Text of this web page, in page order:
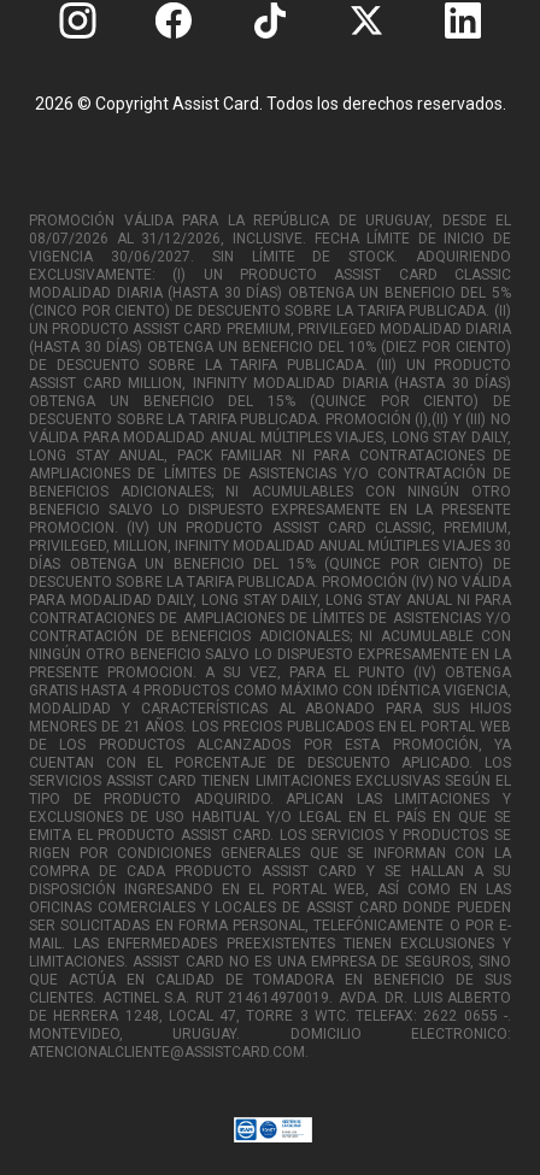
2026 © Copyright Assist Card. Todos los derechos reservados.
PROMOCIÓN VÁLIDA PARA LA REPÚBLICA DE URUGUAY, DESDE EL
08/07/2026 AL 31/12/2026, INCLUSIVE. FECHA LÍMITE DE INICIO DE
VIGENCIA 30/06/2027. SIN LÍMITE DE STOCK. ADQUIRIENDO
EXCLUSIVAMENTE: (I) UN PRODUCTO ASSIST CARD CLASSIC
MODALIDAD DIARIA (HASTA 30 DÍAS) OBTENGA UN BENEFICIO DEL 5%
(CINCO POR CIENTO) DE DESCUENTO SOBRE LA TARIFA PUBLICADA. (II)
UN PRODUCTO ASSIST CARD PREMIUM, PRIVILEGED MODALIDAD DIARIA
(HASTA 30 DÍAS) OBTENGA UN BENEFICIO DEL 10% (DIEZ POR CIENTO)
DE DESCUENTO SOBRE LA TARIFA PUBLICADA. (III) UN PRODUCTO
ASSIST CARD MILLION, INFINITY MODALIDAD DIARIA (HASTA 30 DÍAS)
OBTENGA UN BENEFICIO DEL 15% (QUINCE POR CIENTO) DE
DESCUENTO SOBRE LA TARIFA PUBLICADA. PROMOCIÓN (I),(II) Y (III) NO
VÁLIDA PARA MODALIDAD ANUAL MÚLTIPLES VIAJES, LONG STAY DAILY,
LONG STAY ANUAL, PACK FAMILIAR NI PARA CONTRATACIONES DE
AMPLIACIONES DE LÍMITES DE ASISTENCIAS Y/O CONTRATACIÓN DE
BENEFICIOS ADICIONALES; NI ACUMULABLES CON NINGÚN OTRO
BENEFICIO SALVO LO DISPUESTO EXPRESAMENTE EN LA PRESENTE
PROMOCION. (IV) UN PRODUCTO ASSIST CARD CLASSIC, PREMIUM,
PRIVILEGED, MILLION, INFINITY MODALIDAD ANUAL MÚLTIPLES VIAJES 30
DÍAS OBTENGA UN BENEFICIO DEL 15% (QUINCE POR CIENTO) DE
DESCUENTO SOBRE LA TARIFA PUBLICADA. PROMOCIÓN (IV) NO VÁLIDA
PARA MODALIDAD DAILY, LONG STAY DAILY, LONG STAY ANUAL NI PARA
CONTRATACIONES DE AMPLIACIONES DE LÍMITES DE ASISTENCIAS Y/O
CONTRATACIÓN DE BENEFICIOS ADICIONALES; NI ACUMULABLE CON
NINGÚN OTRO BENEFICIO SALVO LO DISPUESTO EXPRESAMENTE EN LA
PRESENTE PROMOCION. A SU VEZ, PARA EL PUNTO (IV) OBTENGA
GRATIS HASTA 4 PRODUCTOS COMO MÁXIMO CON IDÉNTICA VIGENCIA,
MODALIDAD Y CARACTERÍSTICAS AL ABONADO PARA SUS HIJOS
MENORES DE 21 AÑOS. LOS PRECIOS PUBLICADOS EN EL PORTAL WEB
DE LOS PRODUCTOS ALCANZADOS POR ESTA PROMOCIÓN, YA
CUENTAN CON EL PORCENTAJE DE DESCUENTO APLICADO. LOS
SERVICIOS ASSIST CARD TIENEN LIMITACIONES EXCLUSIVAS SEGÚN EL
TIPO DE PRODUCTO ADQUIRIDO. APLICAN LAS LIMITACIONES Y
EXCLUSIONES DE USO HABITUAL Y/O LEGAL EN EL PAÍS EN QUE SE
EMITA EL PRODUCTO ASSIST CARD. LOS SERVICIOS Y PRODUCTOS SE
RIGEN POR CONDICIONES GENERALES QUE SE INFORMAN CON LA
COMPRA DE CADA PRODUCTO ASSIST CARD Y SE HALLAN A SU
DISPOSICIÓN INGRESANDO EN EL PORTAL WEB, ASÍ COMO EN LAS
OFICINAS COMERCIALES Y LOCALES DE ASSIST CARD DONDE PUEDEN
SER SOLICITADAS EN FORMA PERSONAL, TELEFÓNICAMENTE O POR E-
MAIL. LAS ENFERMEDADES PREEXISTENTES TIENEN EXCLUSIONES Y
LIMITACIONES. ASSIST CARD NO ES UNA EMPRESA DE SEGUROS, SINO
QUE ACTÚA EN CALIDAD DE TOMADORA EN BENEFICIO DE SUS
CLIENTES. ACTINEL S.A. RUT 214614970019. AVDA. DR. LUIS ALBERTO
DE HERRERA 1248, LOCAL 47, TORRE 3 WTC. TELEFAX: 2622 0655 -.
MONTEVIDEO, URUGUAY. DOMICILIO ELECTRONICO:
ATENCIONALCLIENTE@ASSISTCARD.COM.